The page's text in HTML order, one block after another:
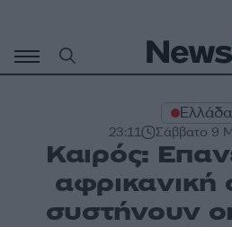
περιεχόμενο
Ελλάδα
23:11 Σάββατο 9
Καιρός:
αφρικανική
συστήνουν οι